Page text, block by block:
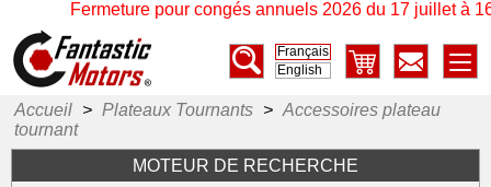
Fermeture pour congés annuels 2026 du 17 juillet à
Français
English
Accueil > Plateaux Tournants > Accessoires plateau
tournant
MOTEUR DE RECHERCHE